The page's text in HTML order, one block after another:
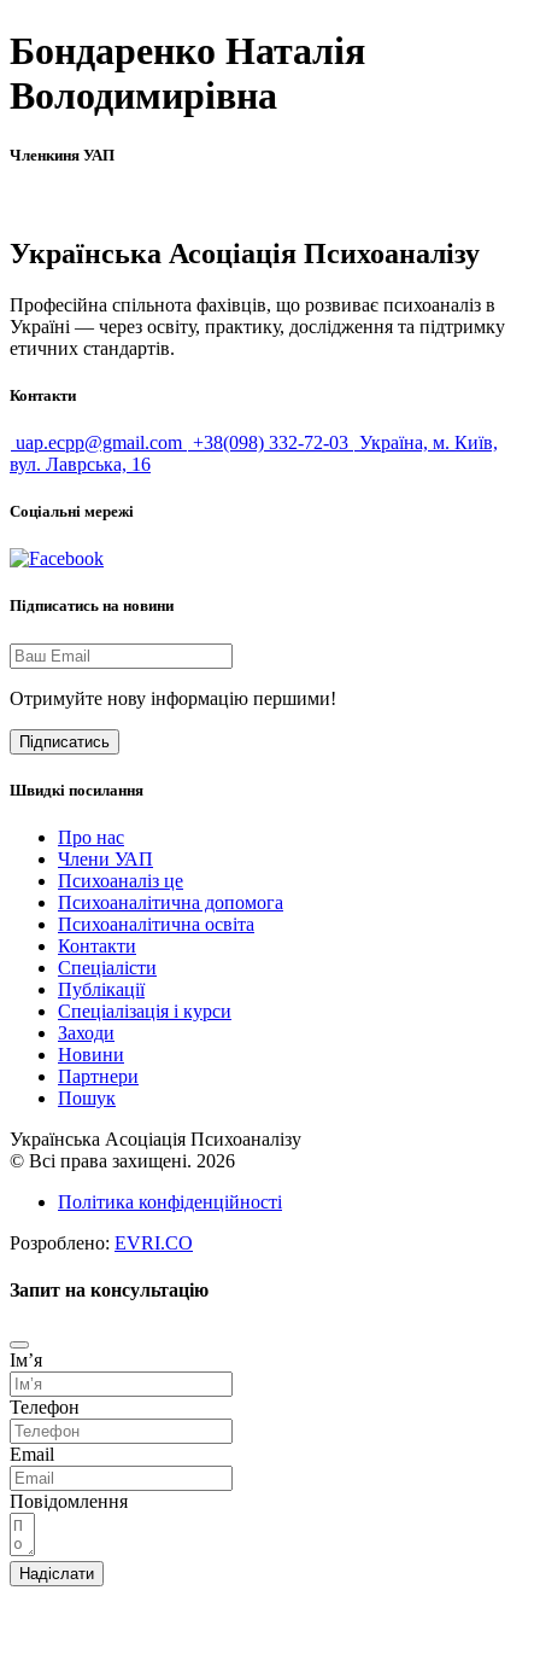
Бондаренко Наталія
Володимирівна
Членкиня УАП
Українська Асоціація Психоаналізу
Професійна спільнота фахівців, що розвиває психоаналіз в
Україні — через освіту, практику, дослідження та підтримку
етичних стандартів.
Контакти
uap.ecpp@gmail.com +38(098) 332-72-03 Україна, м. Київ,
вул. Лаврська, 16
Соціальні мережі
Підписатись на новини
Отримуйте нову інформацію першими!
Підписатись
Швидкі посилання
Про нас
Члени УАП
Психоаналіз це
Психоаналітична допомога
Психоаналітична освіта
Контакти
Спеціалісти
Публікації
Cпеціалізація і курси
Заходи
Новини
Партнери
Пошук
Українська Асоціація Психоаналізу
© Всі права захищені. 2026
Політика конфіденційності
Розроблено: EVRI.CO
Запит на консультацію
Імʼя
Телефон
Email
Повідомлення
Надіслати